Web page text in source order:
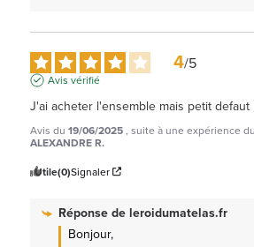
4/5
Avis vérifié
J'ai acheter l'ensemble mais petit defaut
Avis du 19/06/2025, suite à une expérience du
ALEXANDRE R.
Utile(0)Signaler
Réponse deleroidumatelas.fr
Bonjour,